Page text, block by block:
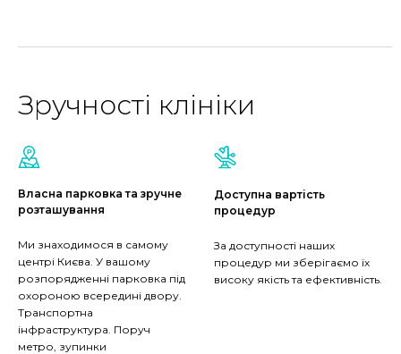
Зручності клініки
Власна парковка та зручне
розташування
Ми знаходимося в самому
центрі Києва. У вашому
розпорядженні парковка під
охороною всередині двору.
Транспортна
інфраструктура. Поруч
метро, зупинки
Доступна вартість
процедур
За доступності наших
процедур ми зберігаємо їх
високу якість та ефективність.